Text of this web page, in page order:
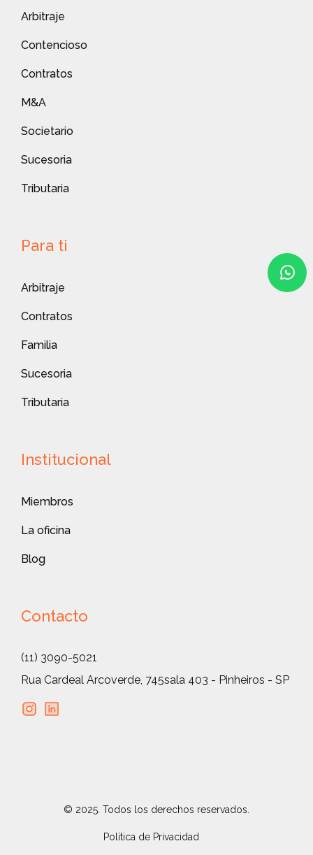
Arbitraje
Contencioso
Contratos
M&A
Societario
Sucesoria
Tributaria
Para ti
Arbitraje
Contratos
Familia
Sucesoria
Tributaria
Institucional
Miembros
La oficina
Blog
Contacto
(11) 3090-5021
Rua Cardeal Arcoverde, 745sala 403 - Pinheiros - SP
© 2025. Todos los derechos reservados.
Política de Privacidad